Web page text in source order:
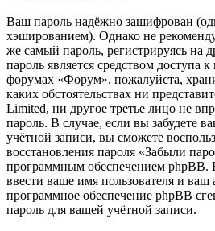
Ваш пароль надёжно зашифрован
хэшированием). Однако не
же самый пароль, регистрируясь на
пароль является средством доступа
форумах «Форум», пожалуйста,
каких обстоятельствах ни
Limited, ни другое третье лицо не
пароль. В случае, если вы забудете
учётной записи, вы сможете
восстановления пароля «Забыли
программным обеспечением phpBB.
ввести ваше имя пользователя и ваш
программное обеспечение phpBB
пароль для вашей учётной записи.